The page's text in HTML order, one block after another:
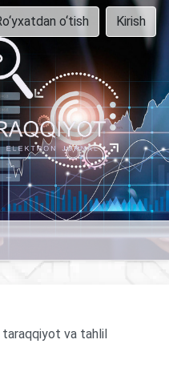
o‘tish Kirish
va tahlil